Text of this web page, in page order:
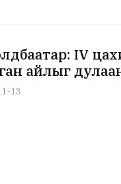
IV
айлыг
13